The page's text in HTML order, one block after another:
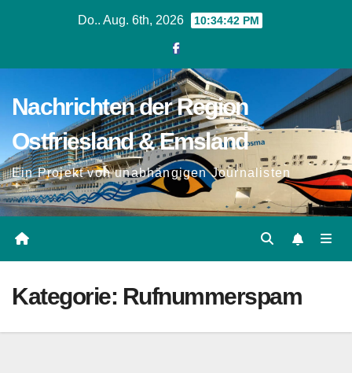
Do.. Aug. 6th, 2026 10:34:43 PM
Nachrichten der Region
Ostfriesland & Emsland
Ein Projekt von unabhängigen Journalisten
Kategorie: Rufnummerspam